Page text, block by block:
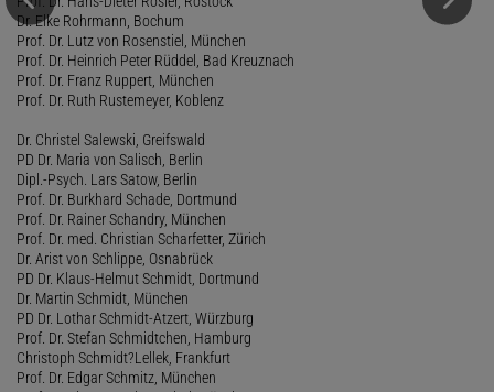
Dr. Elke Rohrmann, Bochum
Prof. Dr. Lutz von Rosenstiel, München
Prof. Dr. Heinrich Peter Rüddel, Bad Kreuznach
Prof. Dr. Franz Ruppert, München
Prof. Dr. Ruth Rustemeyer, Koblenz
Dr. Christel Salewski, Greifswald
PD Dr. Maria von Salisch, Berlin
Dipl.-Psych. Lars Satow, Berlin
Prof. Dr. Burkhard Schade, Dortmund
Prof. Dr. Rainer Schandry, München
Prof. Dr. med. Christian Scharfetter, Zürich
Dr. Arist von Schlippe, Osnabrück
PD Dr. Klaus-Helmut Schmidt, Dortmund
Dr. Martin Schmidt, München
PD Dr. Lothar Schmidt-Atzert, Würzburg
Prof. Dr. Stefan Schmidtchen, Hamburg
Christoph Schmidt?Lellek, Frankfurt
Prof. Dr. Edgar Schmitz, München